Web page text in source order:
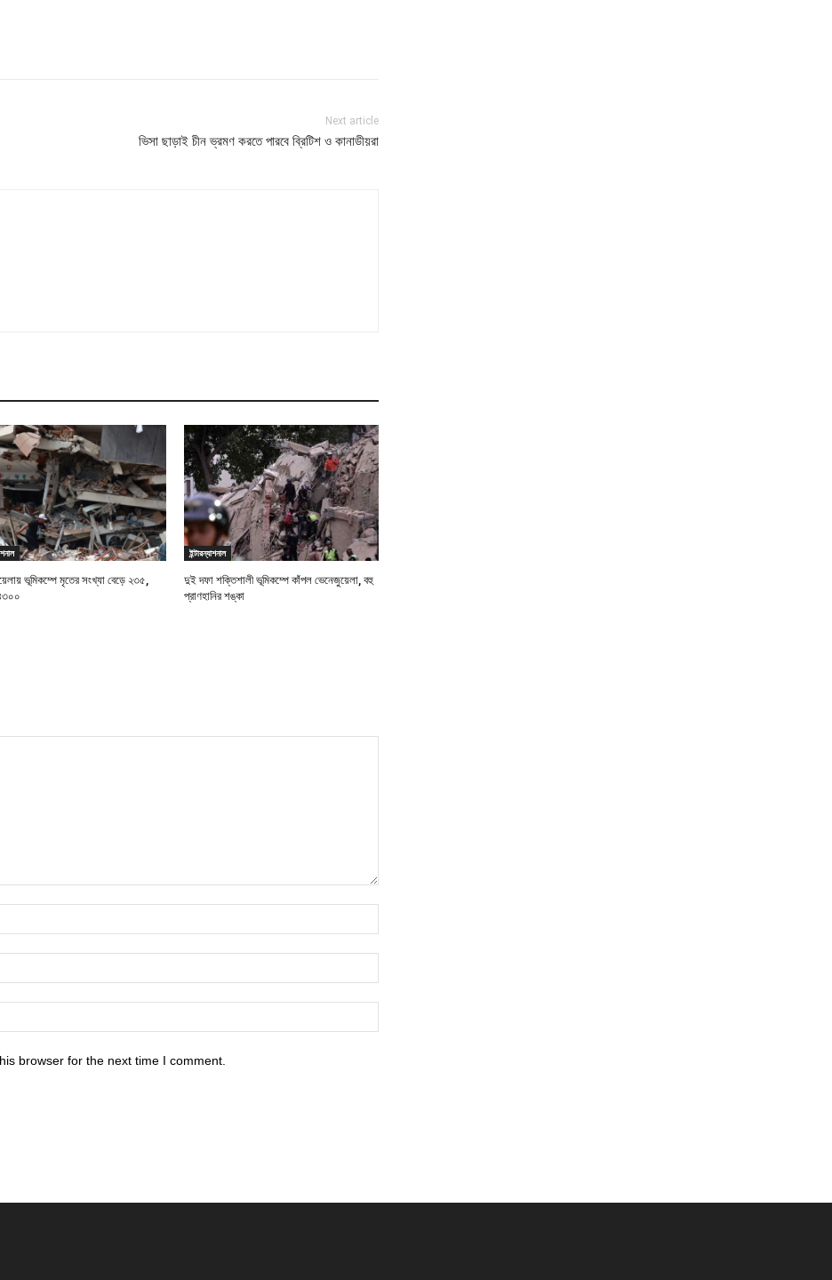
Next article
ভিসা ছাড়াই চীন ভ্রমণ করতে পারবে ব্রিটিশ ও কানাডীয়রা
ভূমিকম্পে মৃতের সংখ্যা বেড়ে ২৩৫,
ইন্টারন্যাশনাল
দুই দফা শক্তিশালী ভূমিকম্পে কাঁপল ভেনেজুয়েলা, বহু
প্রাণহানির শঙ্কা
browser for the next time I comment.